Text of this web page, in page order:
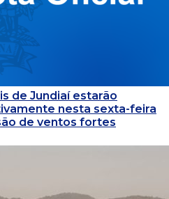
de Jundiaí estarão
nesta sexta-feira
de ventos fortes